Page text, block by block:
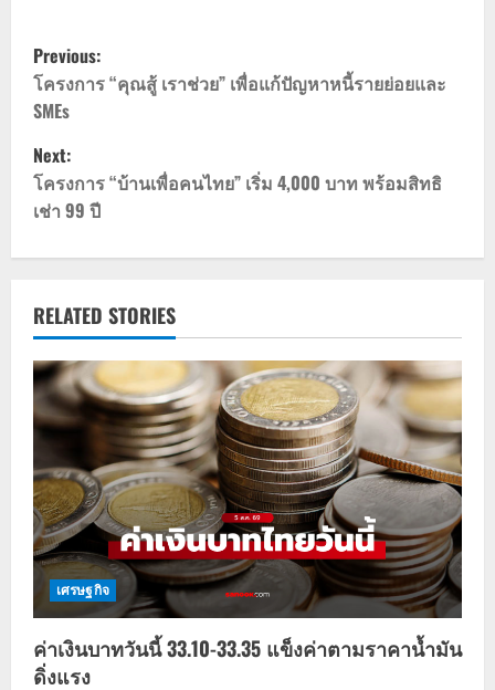
P
o
s
t
n
v
i
g
a
t
i
o
n
Previous:
โครงการ “คุณสู้ เราช่วย” เพื่อแก้ปัญหาหนี้รายย่อยและ
SMEs
Next:
โครงการ “บ้านเพื่อคนไทย” เริ่ม 4,000 บาท พร้อมสิทธิ
เช่า 99 ปี
RELATED STORIES
เศรษฐกิจ
ค่าเงินบาทวันนี้ 33.10-33.35 แข็งค่าตามราคาน้ำมัน
ดิ่งแรง